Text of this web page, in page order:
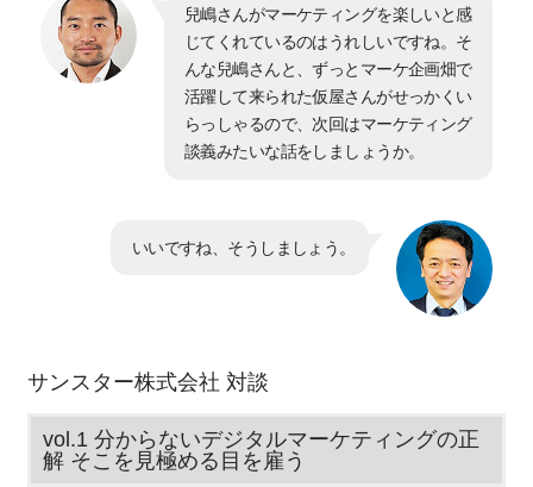
兒嶋さんがマーケティングを楽しいと感
じてくれているのはうれしいですね。そ
んな兒嶋さんと、ずっとマーケ企画畑で
活躍して来られた仮屋さんがせっかくい
らっしゃるので、次回はマーケティング
談義みたいな話をしましょうか。
いいですね、そうしましょう。
サンスター株式会社 対談
vol.1 分からないデジタルマーケティングの正
解 そこを見極める目を雇う